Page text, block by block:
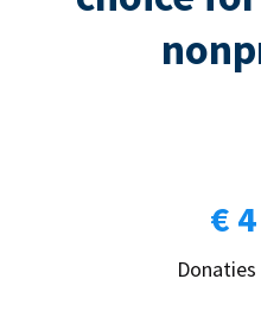
€